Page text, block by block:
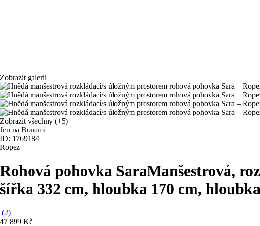
Zobrazit galerii
Zobrazit všechny (+5)
Jen na Bonami
ID: 1769184
Ropez
Rohová pohovka SaraManšestrová,
šířka 332 cm, hloubka 170 cm,
(2)
47 899 Kč